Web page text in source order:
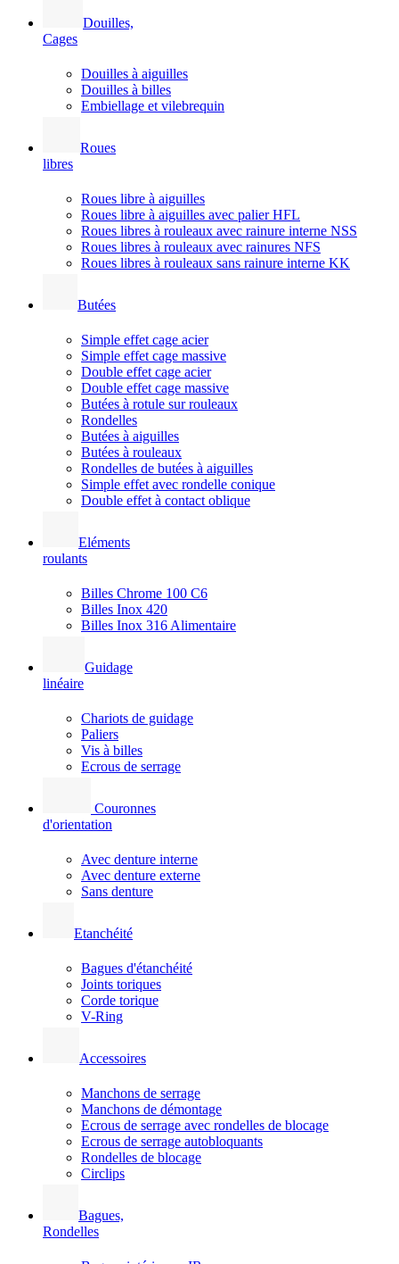
Douilles,
Cages
Douilles à aiguilles
Douilles à billes
Embiellage et vilebrequin
Roues
libres
Roues libre à aiguilles
Roues libre à aiguilles avec palier HFL
Roues libres à rouleaux avec rainure interne NSS
Roues libres à rouleaux avec rainures NFS
Roues libres à rouleaux sans rainure interne KK
Butées
Simple effet cage acier
Simple effet cage massive
Double effet cage acier
Double effet cage massive
Butées à rotule sur rouleaux
Rondelles
Butées à aiguilles
Butées à rouleaux
Rondelles de butées à aiguilles
Simple effet avec rondelle conique
Double effet à contact oblique
Eléments
roulants
Billes Chrome 100 C6
Billes Inox 420
Billes Inox 316 Alimentaire
Guidage
linéaire
Chariots de guidage
Paliers
Vis à billes
Ecrous de serrage
Couronnes
d'orientation
Avec denture interne
Avec denture externe
Sans denture
Etanchéité
Bagues d'étanchéité
Joints toriques
Corde torique
V-Ring
Accessoires
Manchons de serrage
Manchons de démontage
Ecrous de serrage avec rondelles de blocage
Ecrous de serrage autobloquants
Rondelles de blocage
Circlips
Bagues,
Rondelles